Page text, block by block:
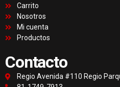
Carrito
Nosotros
Mi cuenta
Productos
Contacto
Regio Avenida #110 Regio